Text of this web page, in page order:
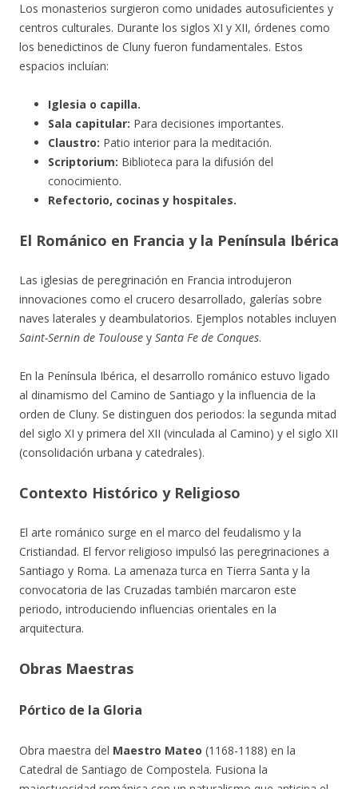
Los monasterios surgieron como unidades autosuficientes y
centros culturales. Durante los siglos XI y XII, órdenes como
los benedictinos de Cluny fueron fundamentales. Estos
espacios incluían:
Iglesia o capilla.
Sala capitular: Para decisiones importantes.
Claustro: Patio interior para la meditación.
Scriptorium: Biblioteca para la difusión del
conocimiento.
Refectorio, cocinas y hospitales.
El Románico en Francia y la Península Ibérica
Las iglesias de peregrinación en Francia introdujeron
innovaciones como el crucero desarrollado, galerías sobre
naves laterales y deambulatorios. Ejemplos notables incluyen
Saint-Sernin de Toulouse y Santa Fe de Conques.
En la Península Ibérica, el desarrollo románico estuvo ligado
al dinamismo del Camino de Santiago y la influencia de la
orden de Cluny. Se distinguen dos periodos: la segunda mitad
del siglo XI y primera del XII (vinculada al Camino) y el siglo XII
(consolidación urbana y catedrales).
Contexto Histórico y Religioso
El arte románico surge en el marco del feudalismo y la
Cristiandad. El fervor religioso impulsó las peregrinaciones a
Santiago y Roma. La amenaza turca en Tierra Santa y la
convocatoria de las Cruzadas también marcaron este
periodo, introduciendo influencias orientales en la
arquitectura.
Obras Maestras
Pórtico de la Gloria
Obra maestra del Maestro Mateo (1168-1188) en la
Catedral de Santiago de Compostela. Fusiona la